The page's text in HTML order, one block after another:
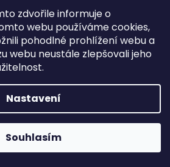
zdvořile informuje o
webu používáme cookies,
pohodlné prohlížení webu a
webu neustále zlepšovali jeho
Nastavení
Souhlasím
of Italy. Všechna práva vyhrazena.
nastavení cookies